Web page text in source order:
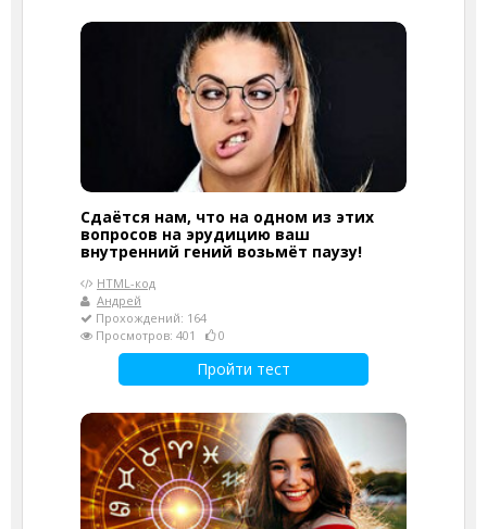
Сдаётся нам, что на одном из этих
вопросов на эрудицию ваш
внутренний гений возьмёт паузу!
HTML-код
Андрей
Прохождений: 164
Просмотров: 401
0
Пройти тест